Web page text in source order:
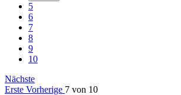
5
6
7
8
9
10
Nächste
Erste Vorherige 7 von 10